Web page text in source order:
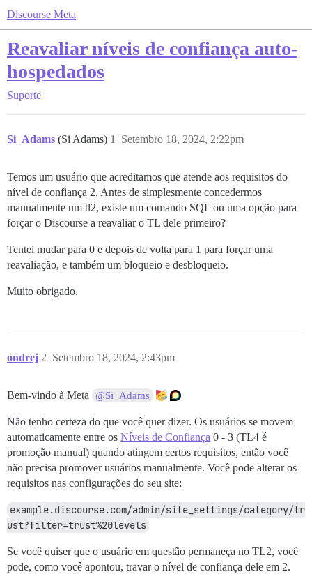
Discourse Meta
Reavaliar níveis de confiança auto-
hospedados
Suporte
Si_Adams (Si Adams) Setembro 18, 2024, 2:22pm
1
Temos um usuário que acreditamos que atende aos requisitos do
nível de confiança 2. Antes de simplesmente concedermos
manualmente um tl2, existe um comando SQL ou uma opção para
forçar o Discourse a reavaliar o TL dele primeiro?
Tentei mudar para 0 e depois de volta para 1 para forçar uma
reavaliação, e também um bloqueio e desbloqueio.
Muito obrigado.
ondrej Setembro 18, 2024, 2:43pm
2
Bem-vindo à Meta @Si_Adams
Não tenho certeza do que você quer dizer. Os usuários se movem
automaticamente entre os Níveis de Confiança 0 - 3 (TL4 é
promoção manual) quando atingem certos requisitos, então você
não precisa promover usuários manualmente. Você pode alterar os
requisitos nas configurações do seu site:
example.discourse.com/admin/site_settings/category/tr
ust?filter=trust%20levels
Se você quiser que o usuário em questão permaneça no TL2, você
pode, como você apontou, travar o nível de confiança dele em 2.